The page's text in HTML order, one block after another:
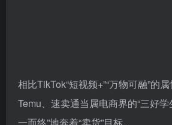
Temu、速卖通当属电商界的“三好学
一而终”地奔着“卖货”目标。